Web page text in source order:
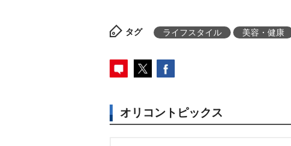
タグ ライフスタイル 美容・健康
オリコントピックス